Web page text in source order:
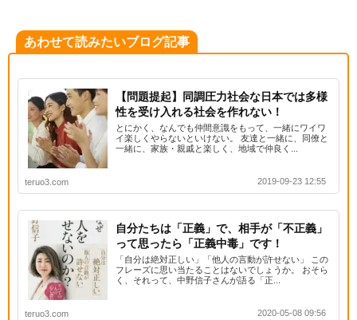
あわせて読みたいブログ記事
【問題提起】同調圧力社会な日本では多様
性を受け入れる社会を作れない！
とにかく、なんでも仲間意識をもって、一緒にワイワ
イ楽しくやらないといけない。 友達と一緒に、同僚と
一緒に、家族・親戚と楽しく、地域で仲良く...
teruo3.com 2019-09-23 12:55
自分たちは「正義」で、相手が「不正義」
って思ったら「正義中毒」です！
「自分は絶対正しい」「他人の言動が許せない」 この
フレーズに思い当たることはないでしょうか。 おそら
く、それって、中野信子さんが語る「正...
teruo3.com 2020-05-08 09:56